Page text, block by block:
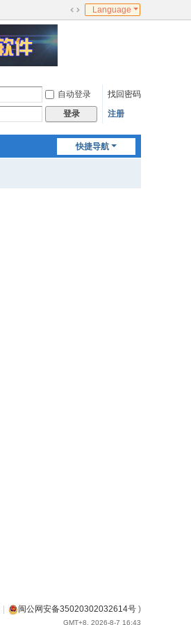
切
Language
自动登录
找回密码
登录 注册
快捷导航
闽公网安备35020302032614号 )
GMT+8, 2026-8-7 16:43